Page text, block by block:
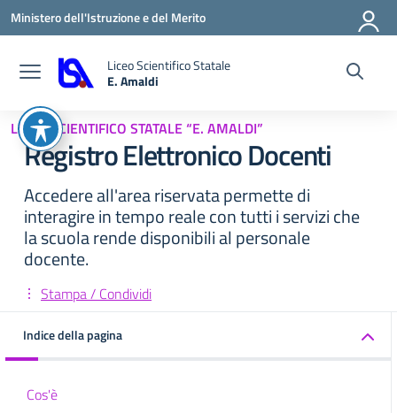
Vai ai contenuti
Vai al menu di navigazione
Vai al footer
Ministero dell'Istruzione e del Merito
Liceo Scientifico Statale
E. Amaldi
LICEO SCIENTIFICO STATALE “E. AMALDI”
Registro Elettronico Docenti
Accedere all'area riservata permette di
interagire in tempo reale con tutti i servizi che
la scuola rende disponibili al personale
docente.
Stampa / Condividi
Indice della pagina
Cos'è